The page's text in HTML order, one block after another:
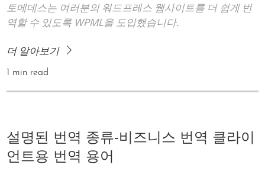
토메데스는 여러분의 워드프레스 웹사이트를 더 쉽게 번
역할 수 있도록 WPML을 도입했습니다.
더 알아보기
1 min read
설명된 번역 종류-비즈니스 번역 클라이
언트용 번역 용어